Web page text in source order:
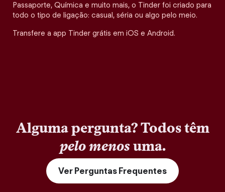
Passaporte, Química e muito mais, o Tinder foi criado para
todo o tipo de ligação: casual, séria ou algo pelo meio.
Transfere a app Tinder grátis em iOS e Android.
Alguma pergunta? Todos têm
pelo menosuma.
Ver Perguntas Frequentes